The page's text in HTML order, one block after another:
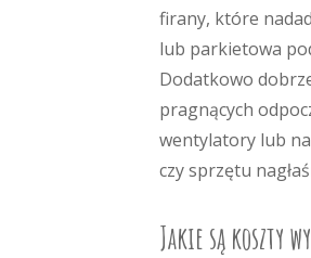
firany, które
lub parkietowa
Dodatkowo
pragnących
wentylatory lub
czy sprzętu
Jakie są koszty